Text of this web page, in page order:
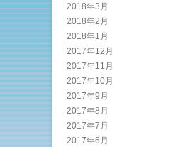
2018年3月
2018年2月
2018年1月
2017年12月
2017年11月
2017年10月
2017年9月
2017年8月
2017年7月
2017年6月